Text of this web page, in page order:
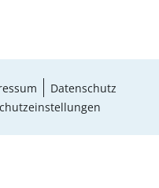
Datenschutz